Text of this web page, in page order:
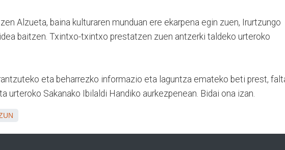
Alzueta, baina kulturaren munduan ere ekarpena egin zuen, Irurtzungo
baitzen. Txintxo-txintxo prestatzen zuen antzerki taldeko urteroko
eta beharrezko informazio eta laguntza emateko beti prest,
urteroko Sakanako Ibilaldi Handiko aurkezpenean. Bidai ona izan.